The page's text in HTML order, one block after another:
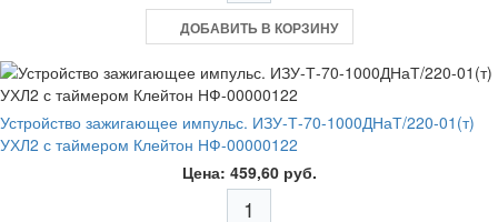
ДОБАВИТЬ В КОРЗИНУ
Устройство зажигающее импульс. ИЗУ-Т-70-1000ДНаТ/220-01(т)
УХЛ2 с таймером Клейтон НФ-00000122
Цена: 459,60 руб.